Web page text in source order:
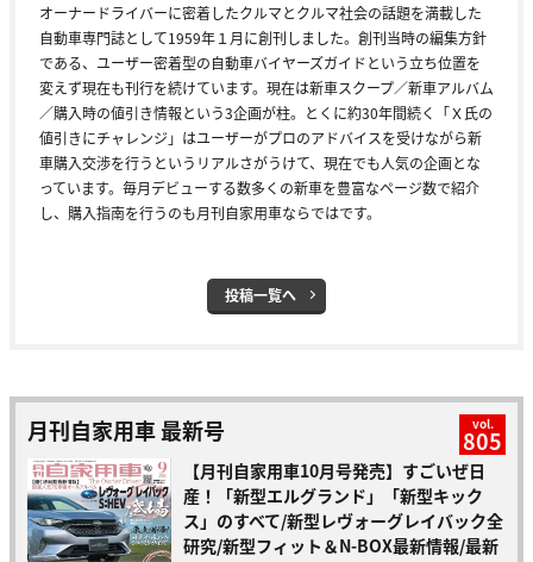
オーナードライバーに密着したクルマとクルマ社会の話題を満載した
自動車専門誌として1959年１月に創刊しました。創刊当時の編集方針
である、ユーザー密着型の自動車バイヤーズガイドという立ち位置を
変えず現在も刊行を続けています。現在は新車スクープ／新車アルバム
／購入時の値引き情報という3企画が柱。とくに約30年間続く「Ｘ氏の
値引きにチャレンジ」はユーザーがプロのアドバイスを受けながら新
車購入交渉を行うというリアルさがうけて、現在でも人気の企画とな
っています。毎月デビューする数多くの新車を豊富なページ数で紹介
し、購入指南を行うのも月刊自家用車ならではです。
投稿一覧へ
月刊自家用車 最新号 vol.
805
【月刊自家用車10月号発売】すごいぜ日
産！「新型エルグランド」「新型キック
ス」のすべて/新型レヴォーグレイバック全
研究/新型フィット＆N-BOX最新情報/最新